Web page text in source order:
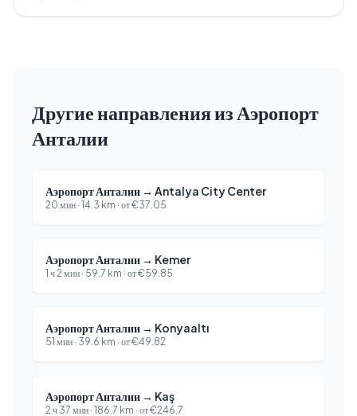
Другие направления из Аэропорт
Анталии
Аэропорт Анталии → Antalya City Center
20 мин · 14.3 km · от€37.05
Аэропорт Анталии → Kemer
1 ч 2 мин · 59.7 km · от€59.85
Аэропорт Анталии → Konyaaltı
51 мин · 39.6 km · от€49.82
Аэропорт Анталии → Kaş
2 ч 37 мин · 186.7 km · от€246.7